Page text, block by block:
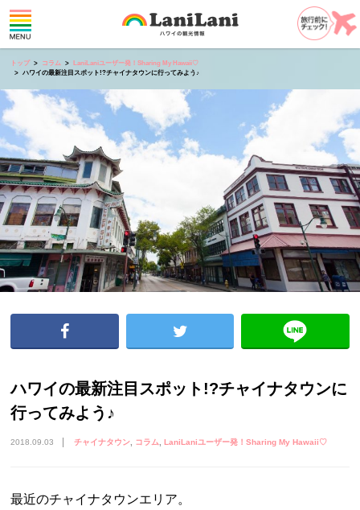
トップ コラム
LaniLaniユーザー発！Sharing My Hawaii♡
ハワイの最新注目スポット!?チャイナタウンに行ってみよう♪
ハワイの最新注目スポット!?チャイナタウンに
行ってみよう♪
2018.09.03 チャイナタウン コラム LaniLaniユーザー発！Sharing My Hawaii♡
最近のチャイナタウンエリア。